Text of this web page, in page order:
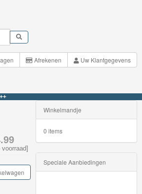
Afrekenen
Uw Klantgegevens
voorraad]
Winkelmandje
0 items
Speciale Aanbiedingen